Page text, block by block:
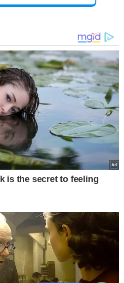
em estado grave e
Socorro. As outras vítimas
leves, mas a situação
para tentar esclarecer o
de identificar e prender os